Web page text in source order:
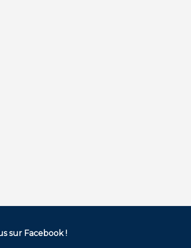
sur Facebook !